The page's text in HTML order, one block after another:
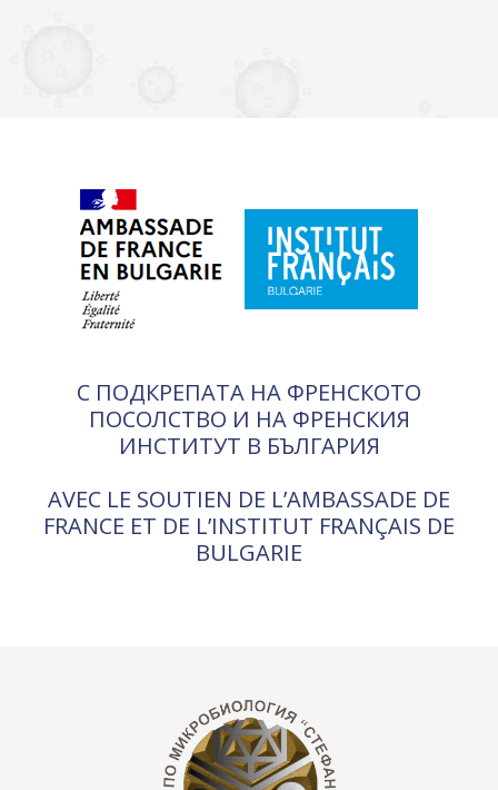
С ПОДКРЕПАТА НА ФРЕНСКОТО
ПОСОЛСТВО И НА ФРЕНСКИЯ
ИНСТИТУТ В БЪЛГАРИЯ
AVEC LE SOUTIEN DE L’AMBASSADE DE
FRANCE ET DE L’INSTITUT FRANÇAIS DE
BULGARIE